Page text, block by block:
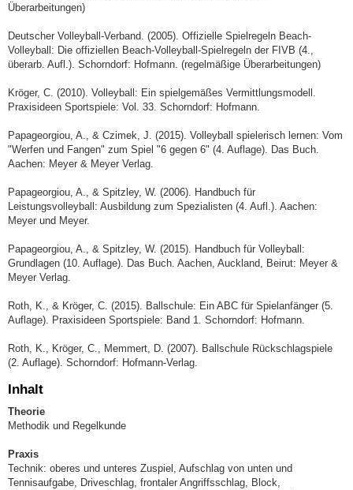
Überarbeitungen)
Deutscher Volleyball-Verband. (2005). Offizielle Spielregeln Beach-
Volleyball: Die offiziellen Beach-Volleyball-Spielregeln der FIVB (4.,
überarb. Aufl.). Schorndorf: Hofmann. (regelmäßige Überarbeitungen)
Kröger, C. (2010). Volleyball: Ein spielgemäßes Vermittlungsmodell.
Praxisideen Sportspiele: Vol. 33. Schorndorf: Hofmann.
Papageorgiou, A., & Czimek, J. (2015). Volleyball spielerisch lernen: Vom
"Werfen und Fangen" zum Spiel "6 gegen 6" (4. Auflage). Das Buch.
Aachen: Meyer & Meyer Verlag.
Papageorgiou, A., & Spitzley, W. (2006). Handbuch für
Leistungsvolleyball: Ausbildung zum Spezialisten (4. Aufl.). Aachen:
Meyer und Meyer.
Papageorgiou, A., & Spitzley, W. (2015). Handbuch für Volleyball:
Grundlagen (10. Auflage). Das Buch. Aachen, Auckland, Beirut: Meyer &
Meyer Verlag.
Roth, K., & Kröger, C. (2015). Ballschule: Ein ABC für Spielanfänger (5.
Auflage). Praxisideen Sportspiele: Band 1. Schorndorf: Hofmann.
Roth, K., Kröger, C., Memmert, D. (2007). Ballschule Rückschlagspiele
(2. Auflage). Schorndorf: Hofmann-Verlag.
Inhalt
Theorie
Methodik und Regelkunde
Praxis
Technik: oberes und unteres Zuspiel, Aufschlag von unten und
Tennisaufgabe, Driveschlag, frontaler Angriffsschlag, Block,